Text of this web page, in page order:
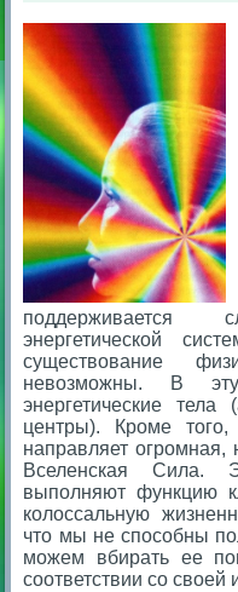
энергетической
существование
невозможны. В
энергетические тела
центры). Кроме
направляет
Вселенская Сила.
выполняют функцию
колоссальную
что мы не способны
можем вбирать ее
соответствии со